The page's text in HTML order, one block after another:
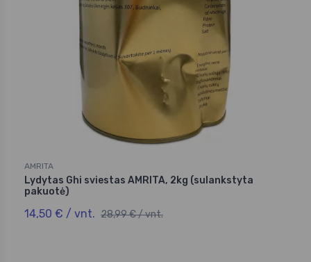
AMRITA
Lydytas Ghi sviestas AMRITA, 2kg (sulankstyta
pakuotė)
14,50 € / vnt. 28,99 € / vnt.